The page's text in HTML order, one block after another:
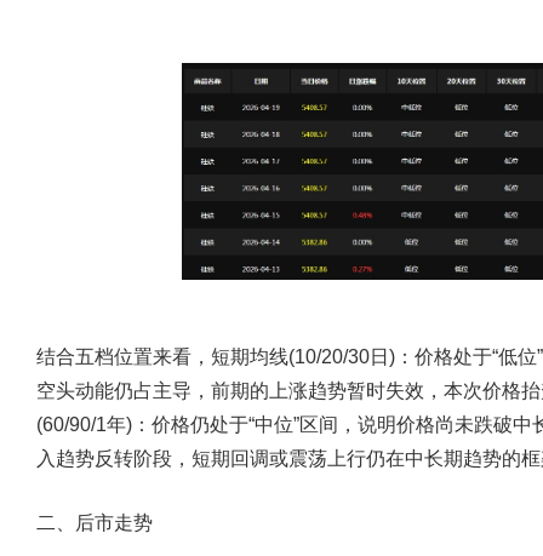
结合五档位置来看， 短期均线(10/20/30日)：价格处于“低
空头动能仍占主导，前期的上涨趋势暂时失效，本次价格
(60/90/1年)：价格仍处于“中位”区间，说明价格尚未跌破
入趋势反转阶段，短期回调或震荡上行仍在中长期趋势的
二、后市走势